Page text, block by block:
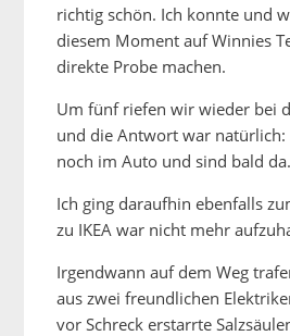
richtig schön. Ich konnte und
diesem Moment auf Winnies
direkte Probe machen.
Um fünf riefen wir wieder bei
und die Antwort war natürlich:
noch im Auto und sind bald da.
Ich ging daraufhin ebenfalls
zu IKEA war nicht mehr
Irgendwann auf dem Weg
aus zwei freundlichen
vor Schreck erstarrte